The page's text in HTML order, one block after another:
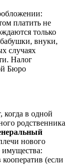
платить не
только
внуки,
случаях
Налог
Бюро
когда в одной
родственника
нового
имущества:
(если